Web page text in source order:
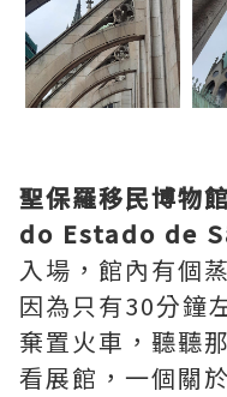
聖保羅移民博
do Estado de
入場，館內有個
因為只有30分鐘
棄置火車，聽聽
看展館，一個關